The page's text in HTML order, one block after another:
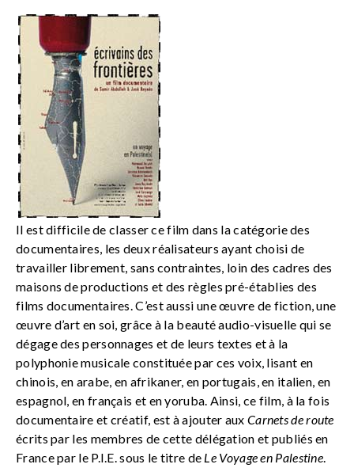
Il est difficile de classer ce film dans la catégorie des
documentaires, les deux réalisateurs ayant choisi de
travailler librement, sans contraintes, loin des cadres des
maisons de productions et des règles pré-établies des
films documentaires. C’est aussi une œuvre de fiction, une
œuvre d’art en soi, grâce à la beauté audio-visuelle qui se
dégage des personnages et de leurs textes et à la
polyphonie musicale constituée par ces voix, lisant en
chinois, en arabe, en afrikaner, en portugais, en italien, en
espagnol, en français et en yoruba. Ainsi, ce film, à la fois
documentaire et créatif, est à ajouter aux Carnets de route
écrits par les membres de cette délégation et publiés en
France par le P.I.E. sous le titre de Le Voyage en Palestine.